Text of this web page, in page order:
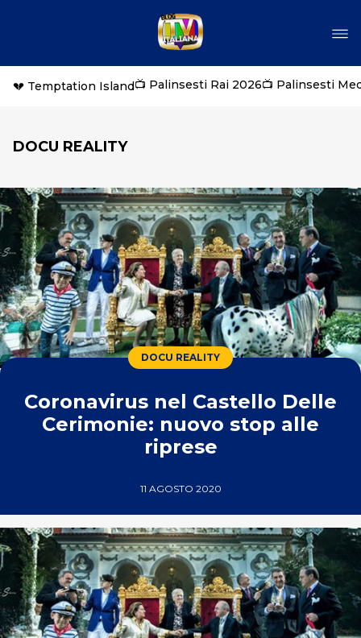
💔 Temptation Island📺 Palinsesti Rai 2026📺 Palinsesti
DOCU REALITY
DOCU REALITY
Coronavirus nel Castello Delle
Cerimonie: nuovo stop alle
riprese
11 AGOSTO 2020